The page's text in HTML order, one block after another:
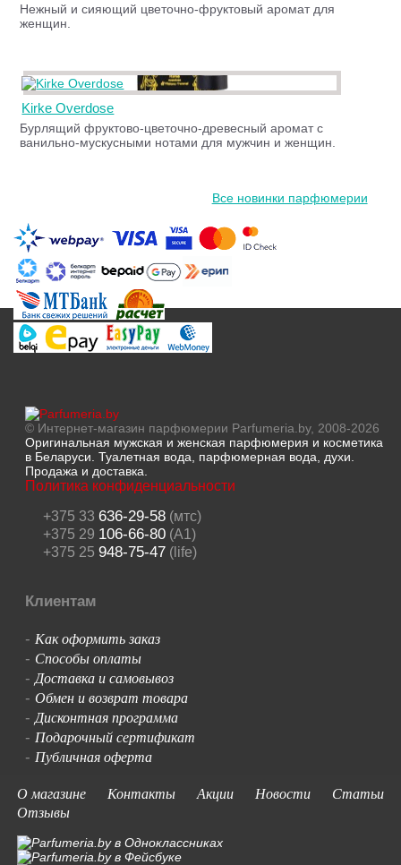
Нежный и сияющий цветочно-фруктовый аромат для
женщин.
Kirke Overdose
Бурлящий фруктово-цветочно-древесный аромат с
ванильно-мускусными нотами для мужчин и женщин.
Все новинки парфюмерии
© Интернет-магазин парфюмерии Parfumeria.by, 2008-2026
Оригинальная мужская и женская парфюмерия и косметика
в Беларуси. Туалетная вода, парфюмерная вода, духи.
Продажа и доставка.
Политика конфиденциальности
+375 33 636-29-58(мтс)
+375 29 106-66-80(A1)
+375 25 948-75-47(life)
Клиентам
- Как оформить заказ
- Способы оплаты
-Доставка и самовывоз
- Обмен и возврат товара
-Дисконтная программа
- Подарочный сертификат
- Публичная оферта
О магазине
Контакты Акции Новости
Статьи
Отзывы